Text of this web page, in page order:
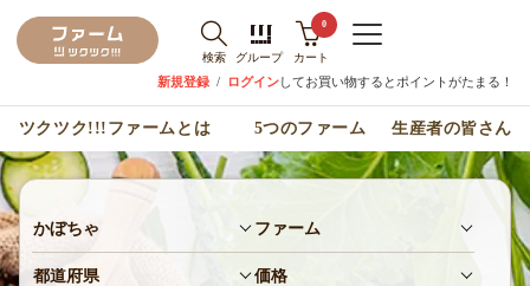
検索 グループ
0
カート
新規登録 / ログインしてお買い物するとポイントがたまる！
ツクツク!!!ファームとは 5つのファーム 生産者の皆さん
かぼちゃ ファーム
都道府県 価格